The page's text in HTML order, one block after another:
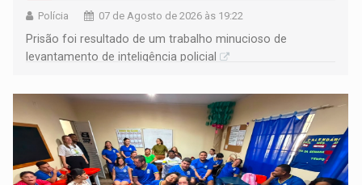
Polícia 07 de Agosto de 2026 às 19:22
Prisão foi resultado de um trabalho minucioso de
levantamento de inteligência policial